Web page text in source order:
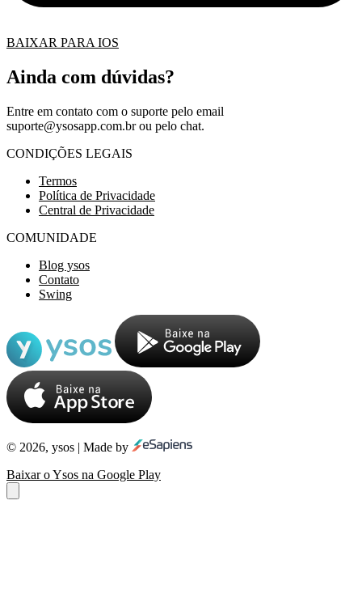
BAIXAR PARA IOS
Ainda com dúvidas?
Entre em contato com o suporte pelo email
suporte@ysosapp.com.brou pelo chat.
CONDIÇÕES LEGAIS
Termos
Política de Privacidade
Central de Privacidade
COMUNIDADE
Blog ysos
Contato
Swing
© 2026, ysos | Made by
Baixar o Ysos na Google Play